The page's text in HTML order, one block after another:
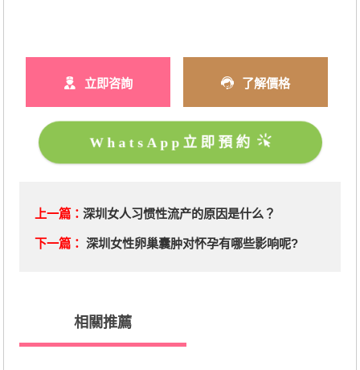
立即咨詢 了解價格
WhatsApp立即預約
上一篇： 深圳女人习惯性流产的原因是什么？
下一篇： 深圳女性卵巢囊肿对怀孕有哪些影响呢?
相關推薦